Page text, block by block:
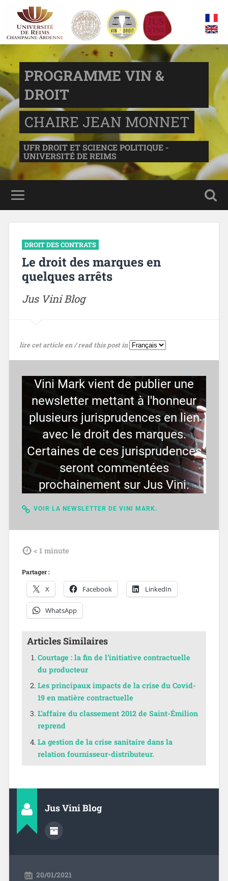
PROGRAMME VIN &
DROIT
CHAIRE JEAN MONNET
UFR DROIT ET SCIENCE POLITIQUE -
UNIVERSITÉ DE REIMS
DROIT DES CONTRATS
Le droit des marques en
quelques arrêts
Jus Vini Blog
lire cet article en / read this post in
Vini Mark vient de publier une
newsletter mettant à l'honneur
plusieurs jurisprudences en lien
avec le droit des marques.
Certaines de ces jurisprudences
seront commentées
prochainement sur Jus Vini.
VOIR LA NEWSLETTER DE VINI MARK.
tdl < 1 minute
Partager :
X Facebook LinkedIn
WhatsApp
Articles Similaires
Courtage : la fin de l’initiative contractuelle
du producteur
Les principaux impacts de la crise du Covid-
19 en matière contractuelle
L’affaire du classement 2012 de Saint-Émilion
reprend
La gestion de la crise sanitaire dans la
relation fournisseur-distributeur.
Jus Vini Blog
20/01/2021